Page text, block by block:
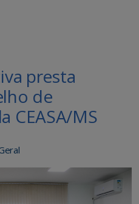
presta
de
CEASA/MS